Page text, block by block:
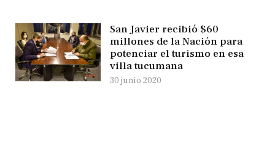
San Javier recibió $60
millones de la Nación para
potenciar el turismo en esa
villa tucumana
30 junio 2020